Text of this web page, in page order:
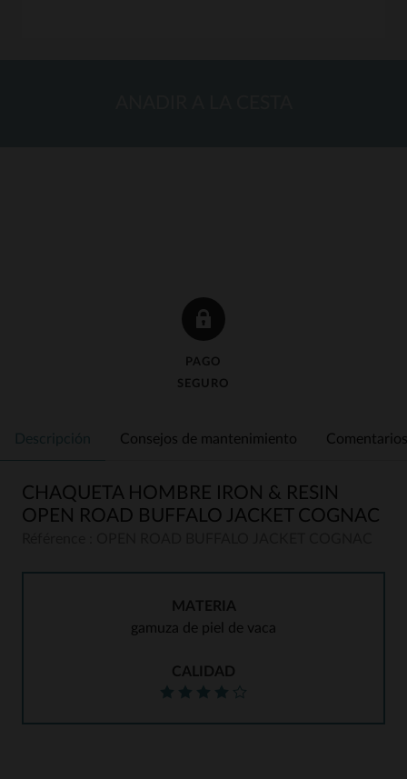
PAGO
SEGURO
Descripción Consejos de mantenimiento
CHAQUETA HOMBRE IRON & RESIN
OPEN ROAD BUFFALO JACKET COGNAC
MATERIA
gamuza de piel de vaca
CALIDAD